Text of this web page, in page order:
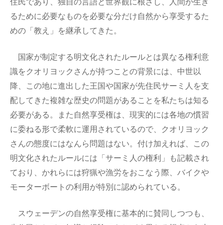
るために必要なものを必要な分だけ自然から享受するた
めの「教え」を継承してきた。
国家が制定する明文化されたルールとは異なる権利意
識をクオリヨックさんが持つことの背景には、中世以
降、この地に進出した王国や国家が先住民サーミ人を支
配してきた複雑な歴史の問題があることを私たちは知る
必要がある。また自然享受権は、現実的には各地の慣習
に委ねる形で柔軟に運用されているので、クオリヨック
さんの態度にはなんら問題はない。付け加えれば、この
明文化されたルールには「サーミ人の権利」も記載され
ており、かれらには狩猟や漁労をおこなう際、バイクや
モーターボートの利用が特別に認められている。
スウェーデンの自然享受権に基本的に賛同しつつも、